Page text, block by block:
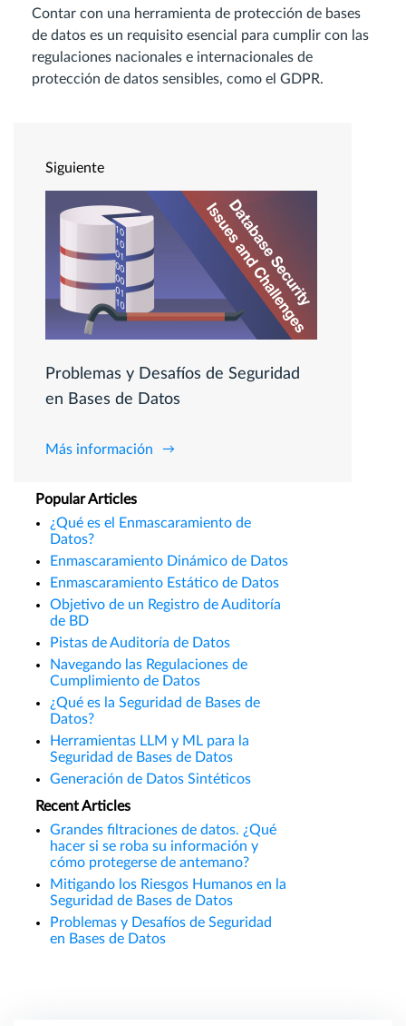
Contar con una herramienta de protección de bases
de datos es un requisito esencial para cumplir con las
regulaciones nacionales e internacionales de
protección de datos sensibles, como el GDPR.
Siguiente
Problemas y Desafíos de Seguridad
en Bases de Datos
Más información
Popular Articles
¿Qué es el Enmascaramiento de
Datos?
Enmascaramiento Dinámico de Datos
Enmascaramiento Estático de Datos
Objetivo de un Registro de Auditoría
de BD
Pistas de Auditoría de Datos
Navegando las Regulaciones de
Cumplimiento de Datos
¿Qué es la Seguridad de Bases de
Datos?
Herramientas LLM y ML para la
Seguridad de Bases de Datos
Generación de Datos Sintéticos
Recent Articles
Grandes filtraciones de datos. ¿Qué
hacer si se roba su información y
cómo protegerse de antemano?
Mitigando los Riesgos Humanos en la
Seguridad de Bases de Datos
Problemas y Desafíos de Seguridad
en Bases de Datos